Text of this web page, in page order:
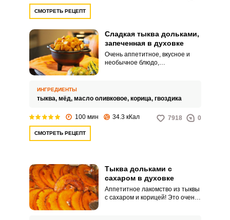
СМОТРЕТЬ РЕЦЕПТ
Сладкая тыква дольками,
запеченная в духовке
Очень аппетитное, вкусное и
необычное блюдо,
ИНГРЕДИЕНТЫ
тыква, мёд, масло оливковое, корица, гвоздика
100 мин 34.3 кКал 7918 0
СМОТРЕТЬ РЕЦЕПТ
Тыква дольками с
сахаром в духовке
Аппетитное лакомство из тыквы
с сахаром и корицей! Это очень